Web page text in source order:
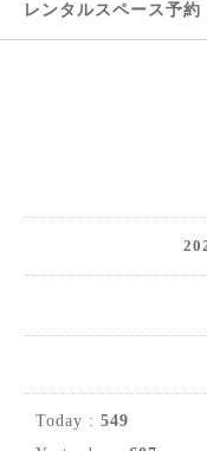
レンタルスペース予約
Today : 549